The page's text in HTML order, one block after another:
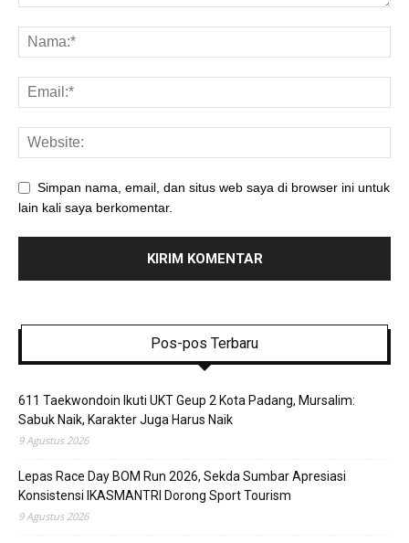
Simpan nama, email, dan situs web saya di browser ini untuk
lain kali saya berkomentar.
Pos-pos Terbaru
611 Taekwondoin Ikuti UKT Geup 2 Kota Padang, Mursalim:
Sabuk Naik, Karakter Juga Harus Naik
9 Agustus 2026
Lepas Race Day BOM Run 2026, Sekda Sumbar Apresiasi
Konsistensi IKASMANTRI Dorong Sport Tourism
9 Agustus 2026